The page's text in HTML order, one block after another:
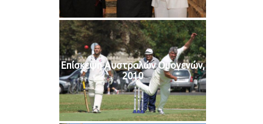
Επίσκεψη Αυστραλών Ομογενών,
2010